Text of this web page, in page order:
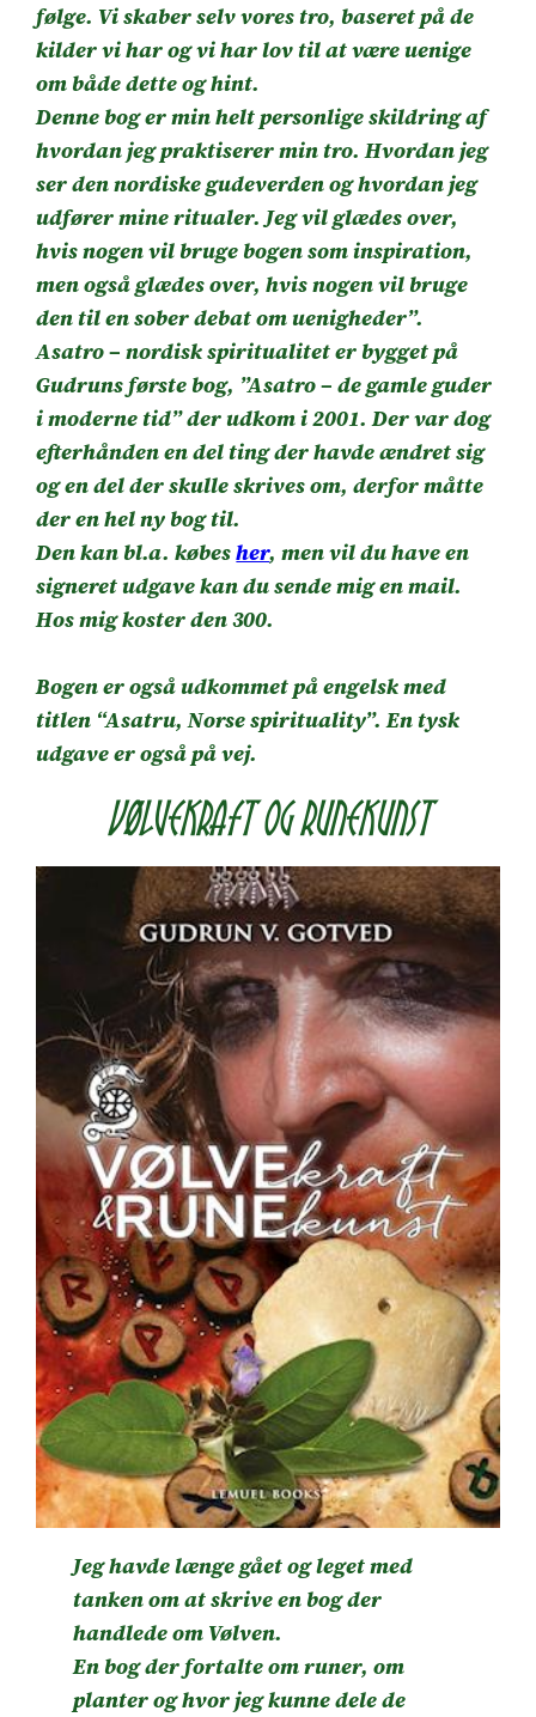
følge. Vi skaber selv vores tro, baseret på de
kilder vi har og vi har lov til at være uenige
om både dette og hint.
Denne bog er min helt personlige skildring af
hvordan jeg praktiserer min tro. Hvordan jeg
ser den nordiske gudeverden og hvordan jeg
udfører mine ritualer. Jeg vil glædes over,
hvis nogen vil bruge bogen som inspiration,
men også glædes over, hvis nogen vil bruge
den til en sober debat om uenigheder”.
Asatro – nordisk spiritualitet er bygget på
Gudruns første bog, ”Asatro – de gamle guder
i moderne tid” der udkom i 2001. Der var dog
efterhånden en del ting der havde ændret sig
og en del der skulle skrives om, derfor måtte
der en hel ny bog til.
Den kan bl.a. købesher, men vil du have en
signeret udgave kan du sende mig en mail.
Hos mig koster den 300.
Bogen er også udkommet på engelsk med
titlen “Asatru, Norse spirituality”. En tysk
udgave er også på vej.
Vølvekraft og Runekunst
Jeg havde længe gået og leget med
tanken om at skrive en bog der
handlede om Vølven.
En bog der fortalte om runer, om
planter og hvor jeg kunne dele de